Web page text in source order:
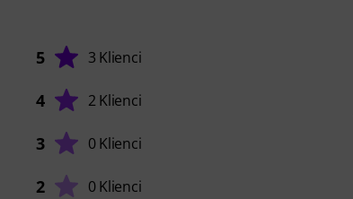
5 3 Klienci
4 2 Klienci
3 0 Klienci
2 0 Klienci